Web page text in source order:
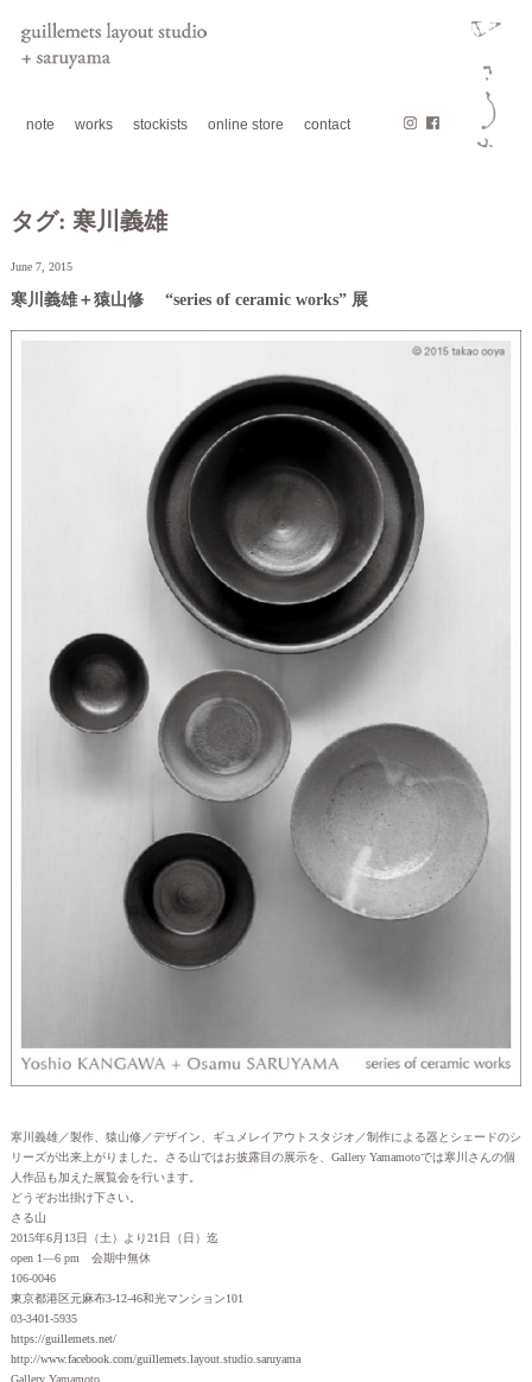
note works stockists online store contact
タグ: 寒川義雄
June 7, 2015
寒川義雄＋猿山修 “series of ceramic works” 展
寒川義雄／製作、猿山修／デザイン、ギュメレイアウトスタジオ／制作による器とシェードのシ
リーズが出来上がりました。さる山ではお披露目の展示を、Gallery Yamamotoでは寒川さんの個
人作品も加えた展覧会を行います。
どうぞお出掛け下さい。
さる山
2015年6月13日（土）より21日（日）迄
open 1—6 pm 会期中無休
106-0046
東京都港区元麻布3-12-46和光マンション101
03-3401-5935
https://guillemets.net/
http://www.facebook.com/guillemets.layout.studio.saruyama
Gallery Yamamoto